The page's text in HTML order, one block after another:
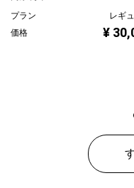
プラン
レギ
価格
¥